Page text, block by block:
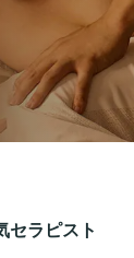
セラピスト